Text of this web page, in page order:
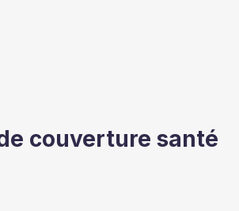
couverture santé